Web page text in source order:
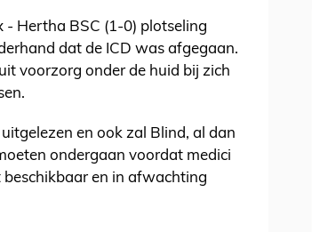
Hertha BSC (1-0) plotseling
dat de ICD was afgegaan.
voorzorg onder de huid bij zich
en ook zal Blind, al dan
ondergaan voordat medici
beschikbaar en in afwachting